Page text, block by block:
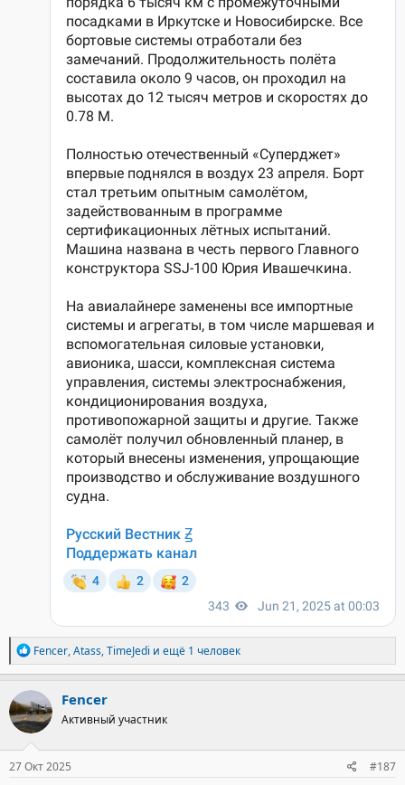
Р
е
а
к
ц
и
и
:
Fencer,Atass,TimeJedi и ещё 1 человек
Fencer
Активный участник
27 Окт 2025 #187